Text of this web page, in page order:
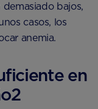
bajos,
casos, los
anemia.
en